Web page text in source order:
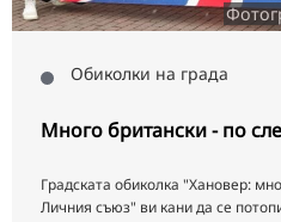
Обиколки на града
Много британски - по
Градската обиколка "Хановер:
Личния съюз" ви кани да се